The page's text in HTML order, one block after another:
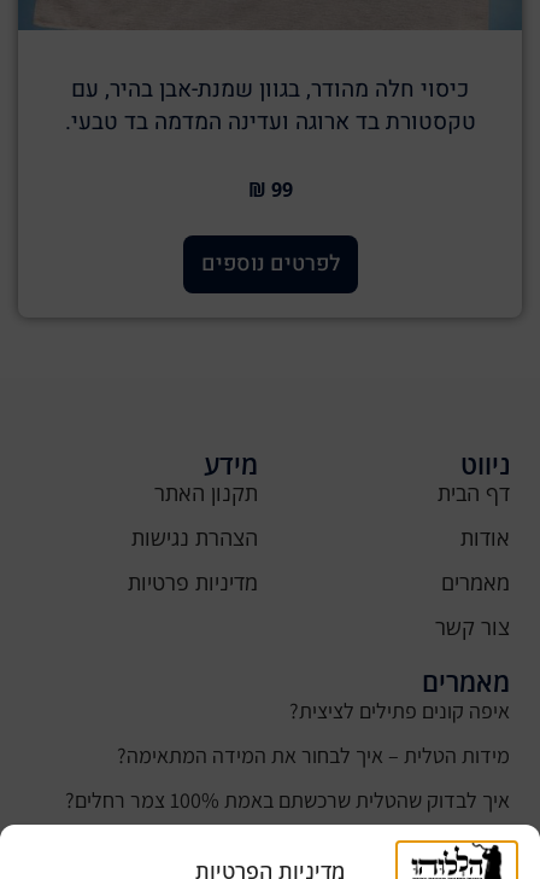
מדיניות הפרטיות
כיסוי חלה מהודר, בגוון שמנת-אבן בהיר, עם
טקסטורת בד ארוגה ועדינה המדמה בד טבעי.
99 ₪
לפרטים נוספים
ניווט
דף הבית
אודות
מאמרים
צור קשר
מידע
תקנון האתר
הצהרת נגישות
מדיניות פרטיות
מאמרים
איפה קונים פתילים לציצית?
מידות הטלית – איך לבחור את המידה המתאימה?
איך לבדוק שהטלית שרכשתם באמת 100% צמר רחלים?
למה נהוג לקנות טלית לחתן ביום חתונתו?